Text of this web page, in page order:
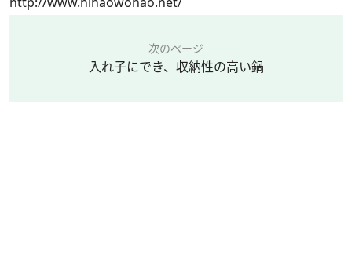
次のページ
入れ子にでき、収納性の高い鍋